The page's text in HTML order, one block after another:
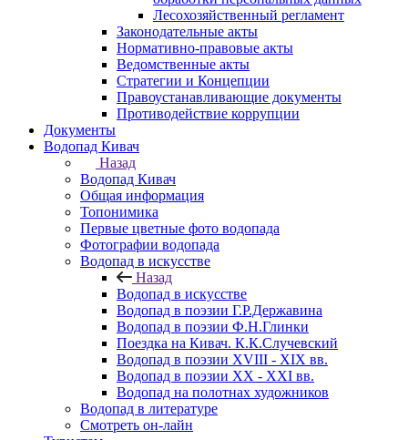
Лесохозяйственный регламент
Законодательные акты
Нормативно-правовые акты
Ведомственные акты
Стратегии и Концепции
Правоустанавливающие документы
Противодействие коррупции
Документы
Водопад Кивач
Назад
Водопад Кивач
Общая информация
Топонимика
Первые цветные фото водопада
Фотографии водопада
Водопад в искусстве
Назад
Водопад в искусстве
Водопад в поэзии Г.Р.Державина
Водопад в поэзии Ф.Н.Глинки
Поездка на Кивач. К.К.Случевский
Водопад в поэзии XVIII - XIX вв.
Водопад в поэзии XX - XXI вв.
Водопад на полотнах художников
Водопад в литературе
Смотреть он-лайн